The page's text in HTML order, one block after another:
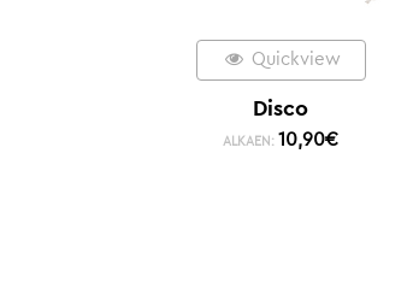
Quickview
Disco
ALKAEN: 10,90€